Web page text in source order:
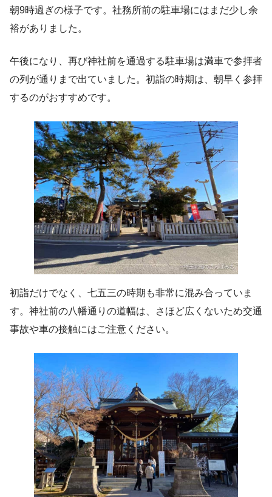
朝9時過ぎの様子です。社務所前の駐車場にはまだ少し余
裕がありました。
午後になり、再び神社前を通過する駐車場は満車で参拝者
の列が通りまで出ていました。初詣の時期は、朝早く参拝
するのがおすすめです。
初詣だけでなく、七五三の時期も非常に混み合っていま
す。神社前の八幡通りの道幅は、さほど広くないため交通
事故や車の接触にはご注意ください。